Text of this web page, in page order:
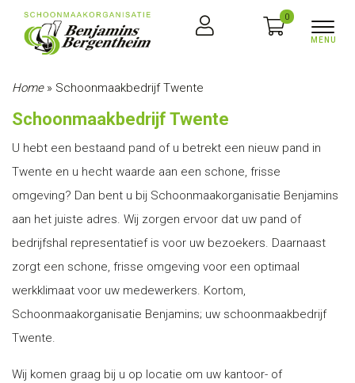
0
Home» Schoonmaakbedrijf Twente
Schoonmaakbedrijf Twente
U hebt een bestaand pand of u betrekt een nieuw pand in
Twente en u hecht waarde aan een schone, frisse
omgeving? Dan bent u bij Schoonmaakorganisatie Benjamins
aan het juiste adres. Wij zorgen ervoor dat uw pand of
bedrijfshal representatief is voor uw bezoekers. Daarnaast
zorgt een schone, frisse omgeving voor een optimaal
werkklimaat voor uw medewerkers. Kortom,
Schoonmaakorganisatie Benjamins; uw schoonmaakbedrijf
Twente.
Wij komen graag bij u op locatie om uw kantoor- of